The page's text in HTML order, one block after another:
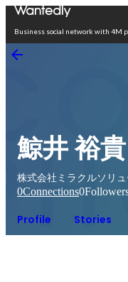
Business social network with 4M
鯨井 裕貴
株式会社ミラクルソリ
0Connections0
Profile Stories